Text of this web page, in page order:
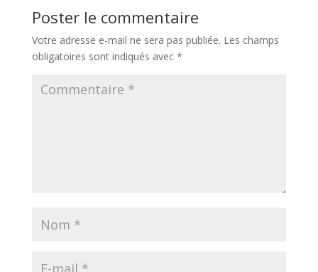
Poster le commentaire
Votre adresse e-mail ne sera pas publiée. Les champs
obligatoires sont indiqués avec *